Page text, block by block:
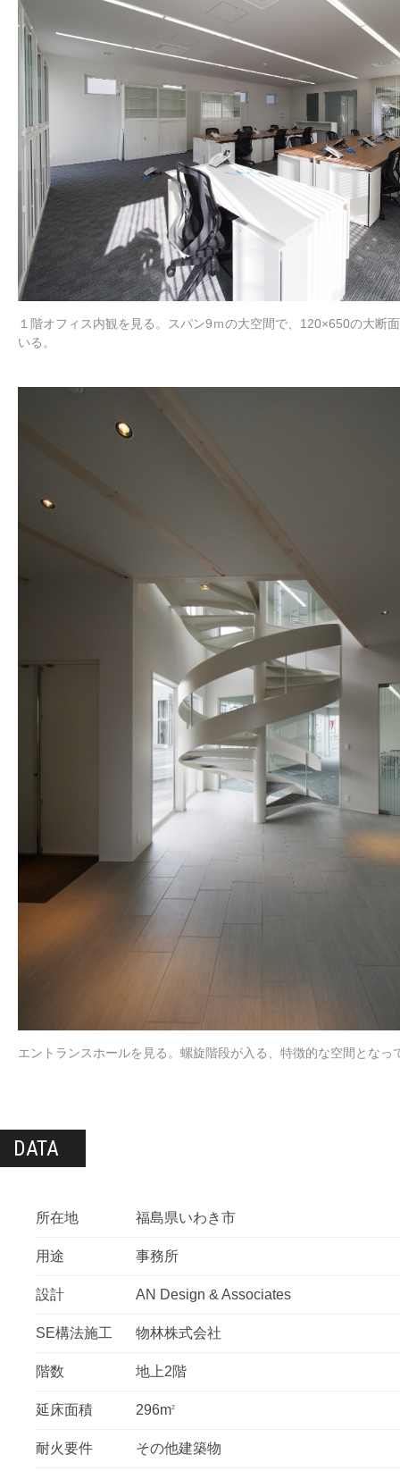
１階オフィス内観を見る。スパン9ｍの大空間で、120×650の大断
いる。
エントランスホールを見る。螺旋階段が入る、特徴的な空間となっ
DATA
所在地 福島県いわき市
用途 事務所
設計 AN Design & Associates
SE構法施工 物林株式会社
階数 地上2階
延床面積 296m2
耐火要件 その他建築物